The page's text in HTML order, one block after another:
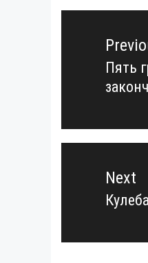
Навигация
записям
post:
Пять
Next
Next